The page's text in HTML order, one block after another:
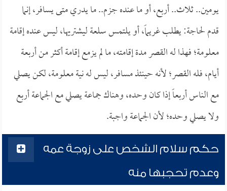
يومين.. ثلاث.. أربع، أو ما عنده جزم.. ما يدري متى يسافر، إنما
قدم لحاجة: يطلب غريماً، أو يلتمس سلعة ليشتريها، ليس عنده إقامة
معلومة؛ فهذا له القصر مدة إقامته، ما لم يزمع إقامة أكثر من أربعة
أيام، فله القصر؛ لأنه حينئذ مسافر، ليس له نية معلومة، لكن يصلي
مع الناس أربعاً إذا كان وحده، وهناك جماعة يصلي مع الجماعة أربع
ولا يصلي وحده؛ لأن الجماعة واجبة.
حكم سلام الشخص على زوجة عمه
وعدم تحجبها منه